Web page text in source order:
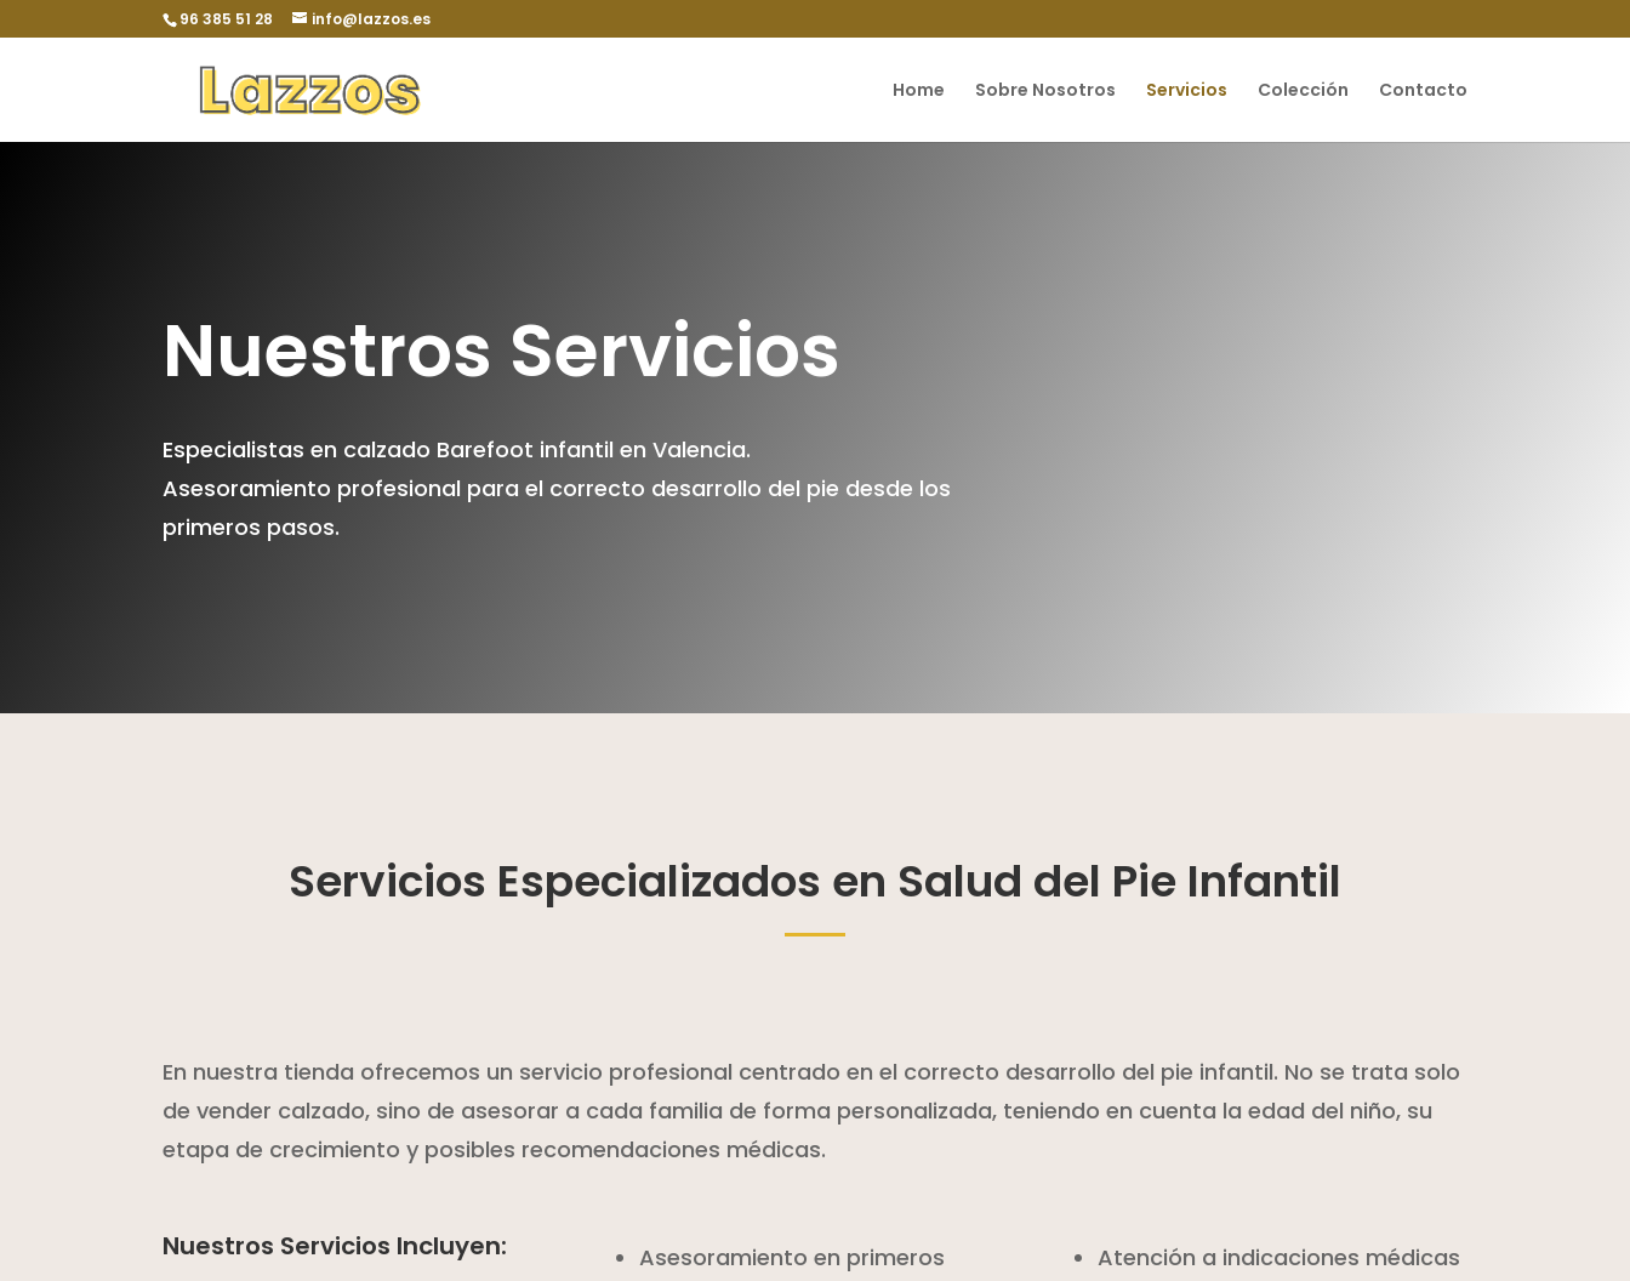
96 385 51 28 info@lazzos.es
Home Sobre Nosotros Servicios Colección Contacto
Nuestros Servicios
Especialistas en calzado Barefoot infantil en Valencia.
Asesoramiento profesional para el correcto desarrollo del pie desde los
primeros pasos.
Servicios Especializados en Salud del Pie Infantil
En nuestra tienda ofrecemos un servicio profesional centrado en el correcto desarrollo del pie infantil. No se trata solo
de vender calzado, sino de asesorar a cada familia de forma personalizada, teniendo en cuenta la edad del niño, su
etapa de crecimiento y posibles recomendaciones médicas.
Nuestros Servicios Incluyen:
Asesoramiento en primeros
Atención a indicaciones médicas